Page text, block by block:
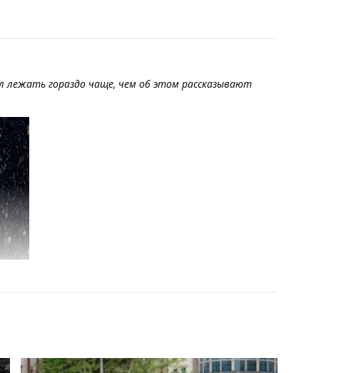
лежать гораздо чаще, чем об этом рассказывают